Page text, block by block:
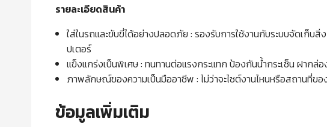
รายละเอียดสินค้า
ใส่ในรถและขับขี่ได้อย่างปลอดภัย : รองรับการใช้งานกับระบบจัดเก็บ
ปเตอร์
แข็งแกร่งเป็นพิเศษ : ทนทานต่อแรงกระแทก ป้องกันน้ำกระเซ็น ฝาก
ภาพลักษณ์ของความเป็นมืออาชีพ : ไม่ว่าจะไซต์งานไหนหรือสถานที่ขอ
ข้อมูลเพิ่มเติม